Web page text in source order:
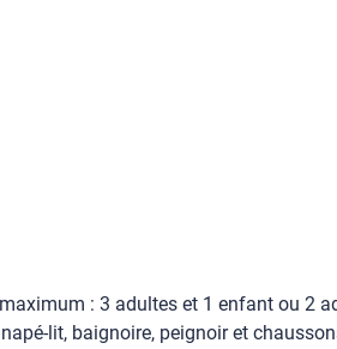
: 3 adultes et 1 enfant ou 2
lit, baignoire, peignoir et